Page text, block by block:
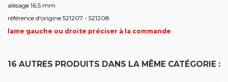
alésage 16,5 mm
référence d'origine 521207 - 521208
lame gauche ou droite préciser à la commande
16 AUTRES PRODUITS DANS LA MÊME CATÉGORIE :